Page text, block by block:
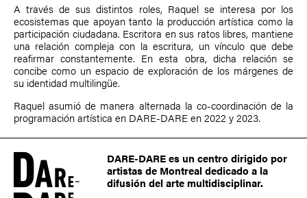
A través de sus distintos roles, Raquel se interesa por los
ecosistemas que apoyan tanto la producción artística como la
participación ciudadana. Escritora en sus ratos libres, mantiene
una relación compleja con la escritura, un vínculo que debe
reafirmar constantemente. En esta obra, dicha relación se
concibe como un espacio de exploración de los márgenes de
su identidad multilingüe.
Raquel asumió de manera alternada la co-coordinación de la
programación artística en DARE-DARE en 2022 y 2023.
DARE-DARE es un centro dirigido por
artistas de Montreal dedicado a la
difusión del arte multidisciplinar.